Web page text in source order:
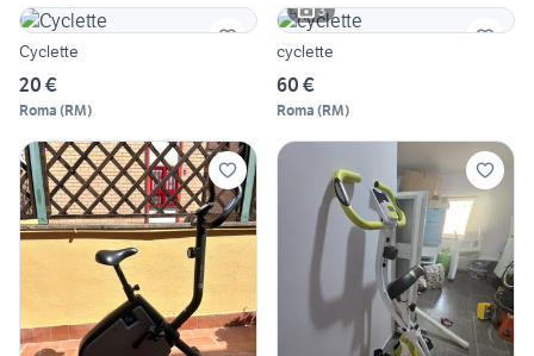
Cyclette
20 €
Roma (RM)
3
cyclette
60 €
Roma (RM)